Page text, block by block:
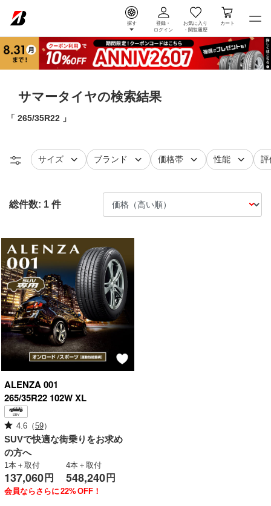
探す
登録・
ログイン
お気に入り
・ 閲覧履歴
カート
サマータイヤの検索結果
265/35R22
タイヤ
サイズで絞り込むタイヤ
ブランド で絞り込む価格帯で絞り込む
性能で絞り込レ
評
総件数: 1 件
ALENZA001
265/35R22 102W XL
4.6（59）
SUVで快適な街乗りをお求め
の方へ
1本＋取付
137,060 円
4本＋取付
548,240 円
会員ならさらに 22%OFF！